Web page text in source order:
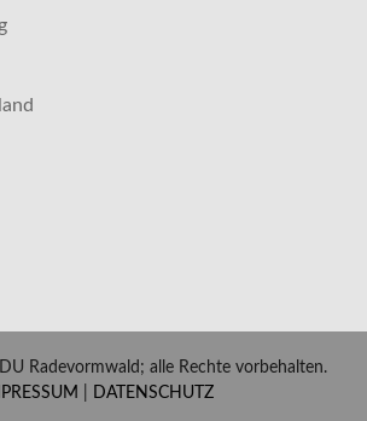
Radevormwald; alle Rechte vorbehalten.
DATENSCHUTZ